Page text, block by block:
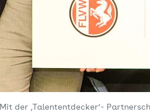
Mit der ‚Talententdecker‘-